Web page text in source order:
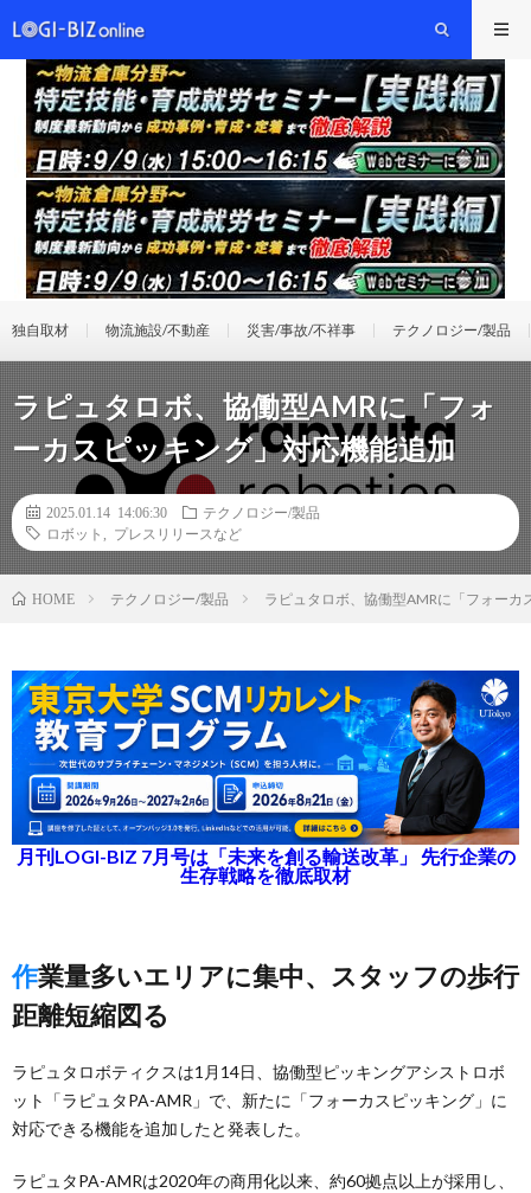
独自取材 物流施設/不動産 災害/事故/不祥事 テクノロジー/製品
ラピュタロボ、協働型AMRに「フォ
ーカスピッキング」対応機能追加
2025.01.14 14:06:30
テクノロジー/製品
ロボット
プレスリリースなど
HOME テクノロジー/製品 ラピュタロボ、協働型AMRに「フォーカ
月刊LOGI-BIZ 7月号は「未来を創る輸送改革」 先行企業の
生存戦略を徹底取材
作業量多いエリアに集中、スタッフの歩行
距離短縮図る
ラピュタロボティクスは1月14日、協働型ピッキングアシストロボ
ット「ラピュタPA-AMR」で、新たに「フォーカスピッキング」に
対応できる機能を追加したと発表した。
ラピュタPA-AMRは2020年の商用化以来、約60拠点以上が採用し、